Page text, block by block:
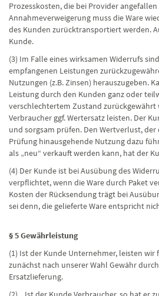
Prozesskosten, die bei Provider
Annahmeverweigerung muss die Ware
des Kunden zurücktransportiert werden.
Kunde.
(3) Im Falle eines wirksamen Widerrufs
empfangenen Leistungen
Nutzungen (z.B. Zinsen) herauszugeben.
Leistung durch den Kunden ganz oder
verschlechtertem Zustand zurückgewährt
Verbraucher ggf. Wertersatz leisten. Der
und sorgsam prüfen. Den Wertverlust,
Prüfung hinausgehende Nutzung dazu
als „neu“ verkauft werden kann, hat der
(4) Der Kunde ist bei Ausübung des
verpflichtet, wenn die Ware durch Paket
Kosten der Rücksendung trägt bei
sei denn, die gelieferte Ware entspricht
§ 5 Gewährleistung
(1) Ist der Kunde Unternehmer, leisten wir
zunächst nach unserer Wahl Gewähr
Ersatzlieferung.